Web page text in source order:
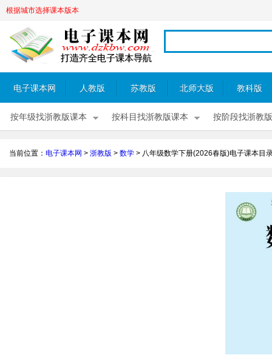
根据城市选择课本版本
电子课本网 人教版 苏教版 北师大版 教科版
按年级找浙教版课本 按科目找浙教版课本 按阶段找浙教
当前位置： 电子课本网 > 浙教版 > 数学 > 八年级数学下册(2026春版)电子课本目